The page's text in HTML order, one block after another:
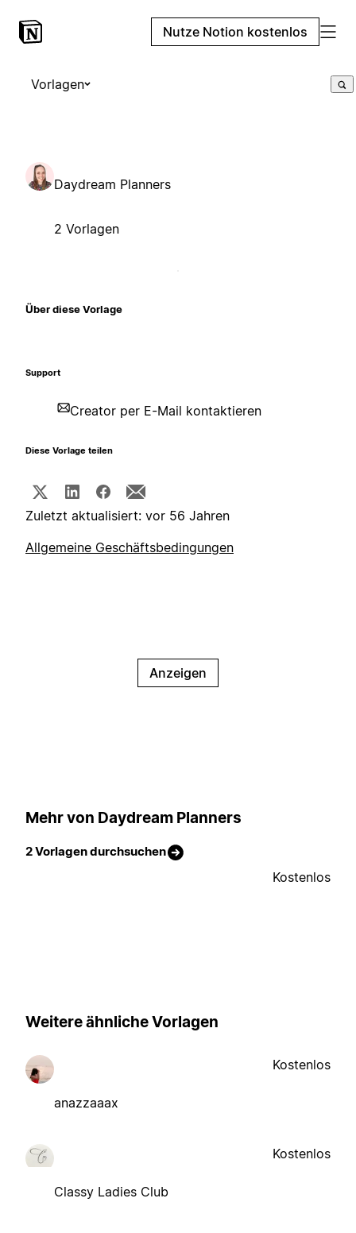
Nutze Notion kostenlos
Vorlagen
Daydream Planners
2 Vorlagen
Über diese Vorlage
Support
Creator per E-Mail kontaktieren
Diese Vorlage teilen
Zuletzt aktualisiert: vor 56 Jahren
Allgemeine Geschäftsbedingungen
Anzeigen
Mehr von Daydream Planners
2 Vorlagen durchsuchen
Kostenlos
Weitere ähnliche Vorlagen
anazzaaax
Kostenlos
Classy Ladies Club
Kostenlos